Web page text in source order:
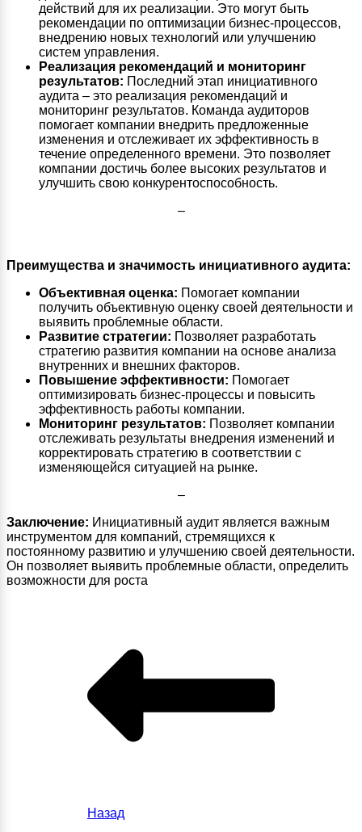
действий для их реализации. Это могут быть
рекомендации по оптимизации бизнес-процессов,
внедрению новых технологий или улучшению
систем управления.
Реализация рекомендаций и мониторинг
результатов: Последний этап инициативного
аудита – это реализация рекомендаций и
мониторинг результатов. Команда аудиторов
помогает компании внедрить предложенные
изменения и отслеживает их эффективность в
течение определенного времени. Это позволяет
компании достичь более высоких результатов и
улучшить свою конкурентоспособность.
–
Преимущества и значимость инициативного аудита:
Объективная оценка: Помогает компании
получить объективную оценку своей деятельности и
выявить проблемные области.
Развитие стратегии: Позволяет разработать
стратегию развития компании на основе анализа
внутренних и внешних факторов.
Повышение эффективности: Помогает
оптимизировать бизнес-процессы и повысить
эффективность работы компании.
Мониторинг результатов: Позволяет компании
отслеживать результаты внедрения изменений и
корректировать стратегию в соответствии с
изменяющейся ситуацией на рынке.
–
Заключение: Инициативный аудит является важным
инструментом для компаний, стремящихся к
постоянному развитию и улучшению своей деятельности.
Он позволяет выявить проблемные области, определить
возможности для роста
Назад